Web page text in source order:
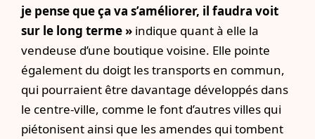
je pense que ça va s’améliorer, il faudra voit
sur le long terme » indique quant à elle la
vendeuse d’une boutique voisine. Elle pointe
également du doigt les transports en commun,
qui pourraient être davantage développés dans
le centre-ville, comme le font d’autres villes qui
piétonisent ainsi que les amendes qui tombent